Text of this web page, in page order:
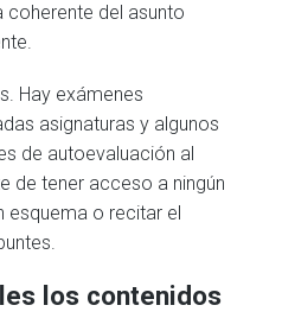
coherente del asunto
Hay exámenes
asignaturas y algunos
de autoevaluación al
de tener acceso a ningún
esquema o recitar el
los contenidos